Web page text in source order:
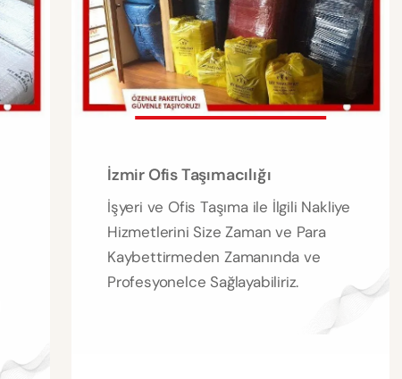
İzmir Ofis Taşımacılığı
İşyeri ve Ofis Taşıma ile İlgili Nakliye
Hizmetlerini Size Zaman ve Para
Kaybettirmeden Zamanında ve
Profesyonelce Sağlayabiliriz.